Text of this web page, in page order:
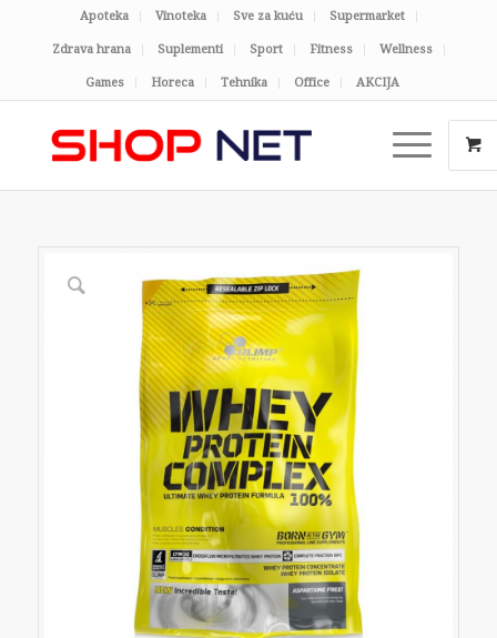
Apoteka Vinoteka Sve za kuću Supermarket
Zdrava hrana Suplementi Sport Fitness Wellness
Games Horeca Tehnika Office AKCIJA